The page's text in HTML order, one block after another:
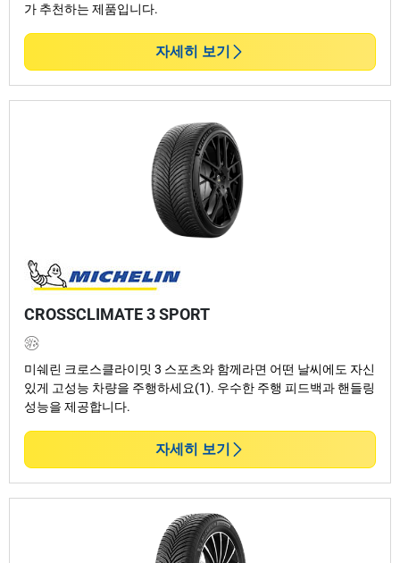
가 추천하는 제품입니다.
자세히 보기
CROSSCLIMATE 3 SPORT
미쉐린 크로스클라이밋 3 스포츠와 함께라면 어떤 날씨에도 자신
있게 고성능 차량을 주행하세요(1). 우수한 주행 피드백과 핸들링
성능을 제공합니다.
자세히 보기